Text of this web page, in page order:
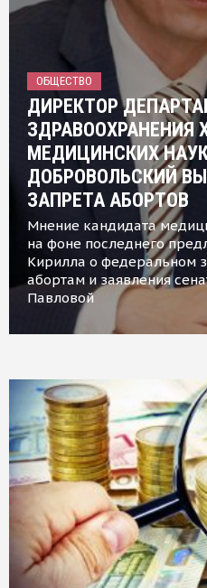
ОБЩЕСТВО
ДИРЕКТОР
ЗДРАВООХРАНЕНИЯ
МЕДИЦИНСКИХ
ДОБРОВОЛЬСКИЙ
ЗАПРЕТА АБОРТОВ
Мнение кандидата
на фоне последнего
Кирилла о федеральном
абортам и заявления
Павловой